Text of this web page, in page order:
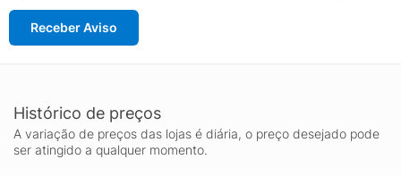
Receber Aviso
Histórico de preços
A variação de preços das lojas é diária, o preço desejado pode
ser atingido a qualquer momento.